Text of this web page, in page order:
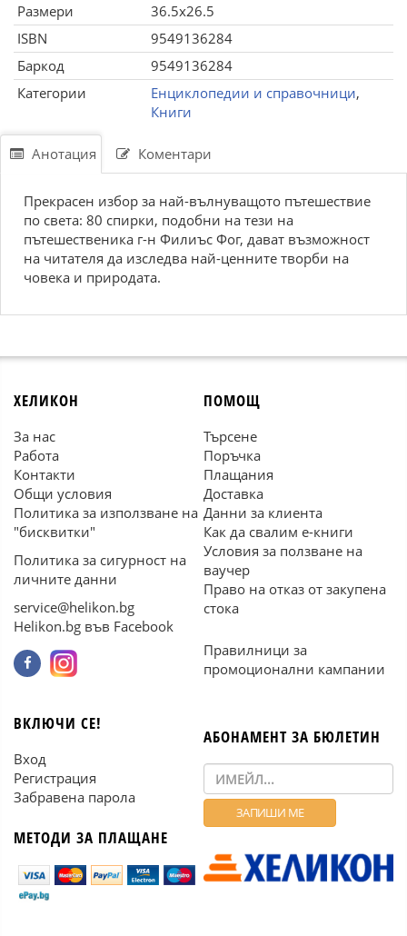
Размери
36.5x26.5
ISBN
9549136284
Баркод
9549136284
Категории
Енциклопедии и справочници,
Книги
Анотация Коментари
Прекрасен избор за най-вълнуващото пътешествие
по света: 80 спирки, подобни на тези на
пътешественика г-н Филиъс Фог, дават възможност
на читателя да изследва най-ценните творби на
човека и природата.
ХЕЛИКОН
За нас
Работа
Контакти
Общи условия
Политика за използване на
"бисквитки"
Политика за сигурност на
личните данни
service@helikon.bg
Helikon.bg във Facebook
ПОМОЩ
Търсене
Поръчка
Плащания
Доставка
Данни за клиента
Как да свалим е-книги
Условия за ползване на
ваучер
Право на отказ от закупена
стока
Правилници за
промоционални кампании
ВКЛЮЧИ СЕ!
Вход
Регистрация
Забравена парола
МЕТОДИ ЗА ПЛАЩАНЕ
АБОНАМЕНТ ЗА БЮЛЕТИН